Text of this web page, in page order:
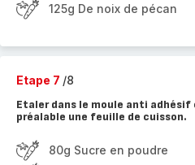
125g De noix de pécan
Etape 7 /8
Etaler dans le moule anti adhésif
préalable une feuille de cuisson.
80g Sucre en poudre